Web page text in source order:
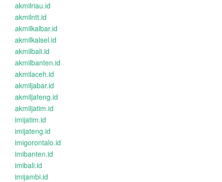
akmilriau.id
akmilntt.id
akmilkalbar.id
akmilkalsel.id
akmilbali.id
akmilbanten.id
akmilaceh.id
akmiljabar.id
akmiljateng.id
akmiljatim.id
imijatim.id
imijateng.id
imigorontalo.id
imibanten.id
imibali.id
imijambi.id